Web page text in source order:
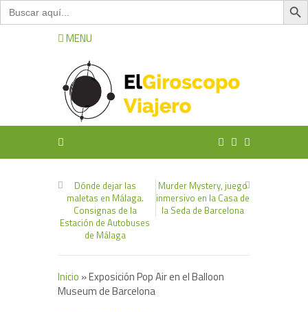
Buscar:
MENU
Dónde dejar las
maletas en Málaga.
Consignas de la
Estación de Autobuses
de Málaga
Murder Mystery, juego
inmersivo en la Casa de
la Seda de Barcelona
Inicio »Exposición Pop Air en el Balloon
Museum de Barcelona